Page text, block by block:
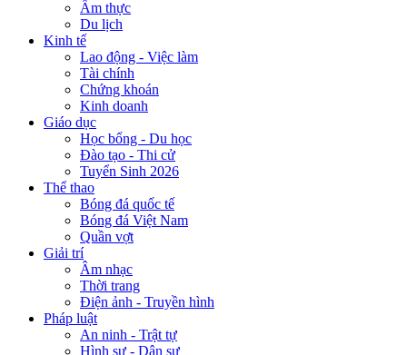
Ẩm thực
Du lịch
Kinh tế
Lao động - Việc làm
Tài chính
Chứng khoán
Kinh doanh
Giáo dục
Học bổng - Du học
Đào tạo - Thi cử
Tuyển Sinh 2026
Thể thao
Bóng đá quốc tế
Bóng đá Việt Nam
Quần vợt
Giải trí
Âm nhạc
Thời trang
Điện ảnh - Truyền hình
Pháp luật
An ninh - Trật tự
Hình sự - Dân sự